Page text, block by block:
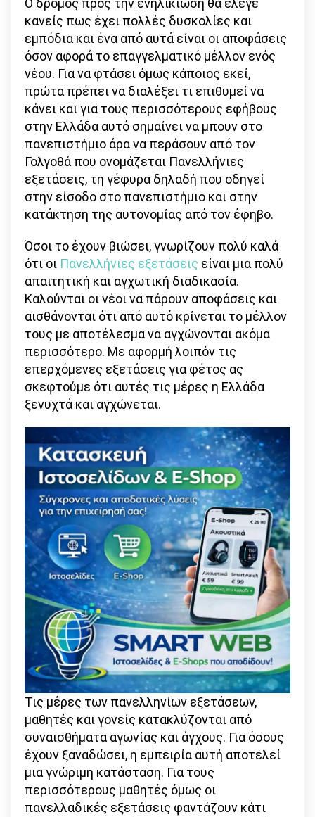
Ο δρόμος προς την ενηλικίωση θα έλεγε
κανείς πως έχει πολλές δυσκολίες και
εμπόδια και ένα από αυτά είναι οι αποφάσεις
όσον αφορά το επαγγελματικό μέλλον ενός
νέου. Για να φτάσει όμως κάποιος εκεί,
πρώτα πρέπει να διαλέξει τι επιθυμεί να
κάνει και για τους περισσότερους εφήβους
στην Ελλάδα αυτό σημαίνει να μπουν στο
πανεπιστήμιο άρα να περάσουν από τον
Γολγοθά που ονομάζεται Πανελλήνιες
εξετάσεις, τη γέφυρα δηλαδή που οδηγεί
στην είσοδο στο πανεπιστήμιο και στην
κατάκτηση της αυτονομίας από τον έφηβο.
Όσοι το έχουν βιώσει, γνωρίζουν πολύ καλά
ότι οι Πανελλήνιες εξετάσεις είναι μια πολύ
απαιτητική και αγχωτική διαδικασία.
Καλούνται οι νέοι να πάρουν αποφάσεις και
αισθάνονται ότι από αυτό κρίνεται το μέλλον
τους με αποτέλεσμα να αγχώνονται ακόμα
περισσότερο. Με αφορμή λοιπόν τις
επερχόμενες εξετάσεις για φέτος ας
σκεφτούμε ότι αυτές τις μέρες η Ελλάδα
ξενυχτά και αγχώνεται.
Τις μέρες των πανελληνίων εξετάσεων,
μαθητές και γονείς κατακλύζονται από
συναισθήματα αγωνίας και άγχους. Για όσους
έχουν ξαναδώσει, η εμπειρία αυτή αποτελεί
μια γνώριμη κατάσταση. Για τους
περισσότερους μαθητές όμως οι
πανελλαδικές εξετάσεις φαντάζουν κάτι